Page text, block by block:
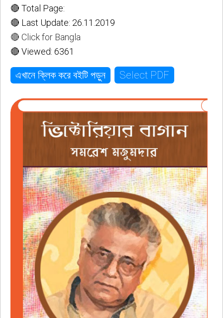
🔴 Total Page:
🔴 Last Update: 26.11.2019
🔴 Click for Bangla
🔴 Viewed: 6361
এখানে ক্লিক করে বইটি পড়ুন Select PDF